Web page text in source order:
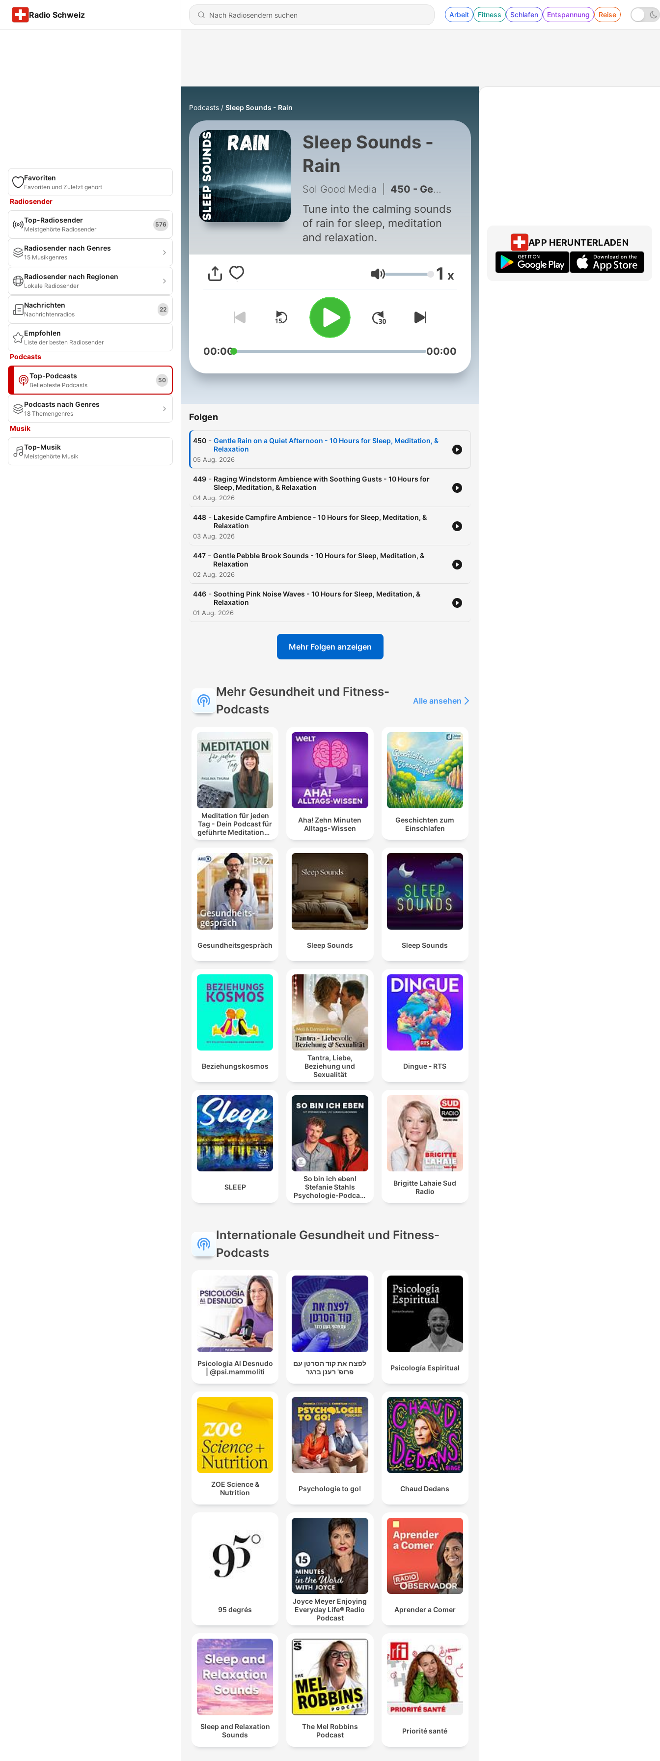
Radio Schweiz Arbeit Fitness Schlafen Entspannung Reise
Favoriten
Favoriten und Zuletzt gehört
Radiosender
Top-Radiosender
Meistgehörte Radiosender
576
Radiosender nach Genres
15 Musikgenres
Radiosender nach Regionen
Lokale Radiosender
Nachrichten
Nachrichtenradios
22
Empfohlen
Liste der besten Radiosender
Podcasts
Top-Podcasts
Beliebteste Podcasts
50
Podcasts nach Genres
18 Themengenres
Musik
Top-Musik
Meistgehörte Musik
Podcasts Sleep Sounds - Rain
Sleep Sounds -
Rain
Sol Good Media 450 - Gentle Rain on a Quiet Afternoon - 10 Hours for Sleep, Meditation, & Relaxation
Tune into the calming sounds
of rain for sleep, meditation
and relaxation.
Lautstärke 1 x
00:00 00:00
Folgen
450 - Gentle Rain on a Quiet Afternoon - 10 Hours for Sleep, Meditation, &
Relaxation
05 Aug. 2026
449 - Raging Windstorm Ambience with Soothing Gusts - 10 Hours for
Sleep, Meditation, & Relaxation
04 Aug. 2026
448 - Lakeside Campfire Ambience - 10 Hours for Sleep, Meditation, &
Relaxation
03 Aug. 2026
447 - Gentle Pebble Brook Sounds - 10 Hours for Sleep, Meditation, &
Relaxation
02 Aug. 2026
446 - Soothing Pink Noise Waves - 10 Hours for Sleep, Meditation, &
Relaxation
01 Aug. 2026
Mehr Folgen anzeigen
Mehr Gesundheit und Fitness-
Podcasts
Alle ansehen
Meditation für jeden
Tag - Dein Podcast für
geführte Meditationen
und Entspannung
Aha! Zehn Minuten
Alltags-Wissen
Geschichten zum
Einschlafen
Gesundheitsgespräch Sleep Sounds Sleep Sounds
Beziehungskosmos
Tantra, Liebe,
Beziehung und
Sexualität
Dingue ‐ RTS
SLEEP
So bin ich eben!
Stefanie Stahls
Psychologie-Podcast
für alle
Brigitte Lahaie Sud
Radio
Internationale Gesundheit und Fitness-
Podcasts
Psicologia Al Desnudo
| @psi.mammoliti
לפצח את קוד הסרטן עם
פרופ' רענן ברגר
Psicología Espiritual
ZOE Science &
Nutrition
Psychologie to go! Chaud Dedans
95 degrés
Joyce Meyer Enjoying
Everyday Life® Radio
Podcast
Aprender a Comer
Sleep and Relaxation
Sounds
The Mel Robbins
Podcast
Priorité santé
APP HERUNTERLADEN